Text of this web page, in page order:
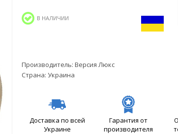
В НАЛИЧИИ
Производитель: Версия Люкс
Страна: Украина
Доставка по всей
Украине
Гарантия от
производителя